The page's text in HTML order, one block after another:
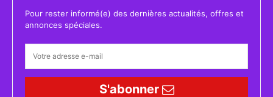
Pour rester informé(e) des dernières actualités, offres et
annonces spéciales.
S'abonner